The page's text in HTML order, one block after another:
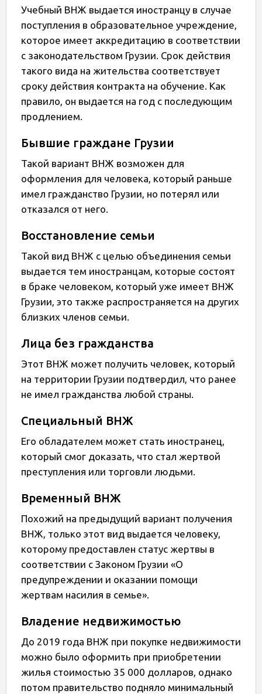
Учебный ВНЖ выдается иностранцу в случае
поступления в образовательное учреждение,
которое имеет аккредитацию в соответствии
с законодательством Грузии. Срок действия
такого вида на жительства соответствует
сроку действия контракта на обучение. Как
правило, он выдается на год с последующим
продлением.
Бывшие граждане Грузии
Такой вариант ВНЖ возможен для
оформления для человека, который раньше
имел гражданство Грузии, но потерял или
отказался от него.
Восстановление семьи
Такой вид ВНЖ с целью объединения семьи
выдается тем иностранцам, которые состоят
в браке человеком, который уже имеет ВНЖ
Грузии, это также распространяется на других
близких членов семьи.
Лица без гражданства
Этот ВНЖ может получить человек, который
на территории Грузии подтвердил, что ранее
не имел гражданства любой страны.
Специальный ВНЖ
Его обладателем может стать иностранец,
который смог доказать, что стал жертвой
преступления или торговли людьми.
Временный ВНЖ
Похожий на предыдущий вариант получения
ВНЖ, только этот вид выдается человеку,
которому предоставлен статус жертвы в
соответствии с Законом Грузии «О
предупреждении и оказании помощи
жертвам насилия в семье».
Владение недвижимостью
До 2019 года ВНЖ при покупке недвижимости
можно было оформить при приобретении
жилья стоимостью 35 000 долларов, однако
потом правительство подняло минимальный